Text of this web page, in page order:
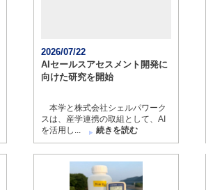
2026/07/22
AIセールスアセスメント開発に
向けた研究を開始
本学と株式会社シェルパワーク
スは、産学連携の取組として、AI
を活用し...
続きを読む